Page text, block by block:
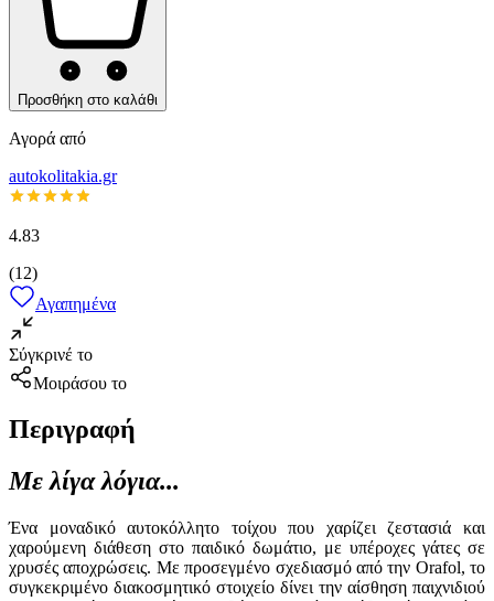
Προσθήκη στο καλάθι
Αγορά από
autokolitakia.gr
4.83
(12)
Αγαπημένα
Σύγκρινέ το
Μοιράσου το
Περιγραφή
Με λίγα λόγια...
Ένα μοναδικό αυτοκόλλητο τοίχου που χαρίζει ζεστασιά και
χαρούμενη διάθεση στο παιδικό δωμάτιο, με υπέροχες γάτες σε
χρυσές αποχρώσεις. Με προσεγμένο σχεδιασμό από την Orafol, το
συγκεκριμένο διακοσμητικό στοιχείο δίνει την αίσθηση παιχνιδιού